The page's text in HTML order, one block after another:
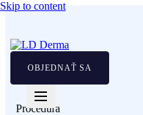
Skip to content
OBJEDNAŤ SA
Procedúra